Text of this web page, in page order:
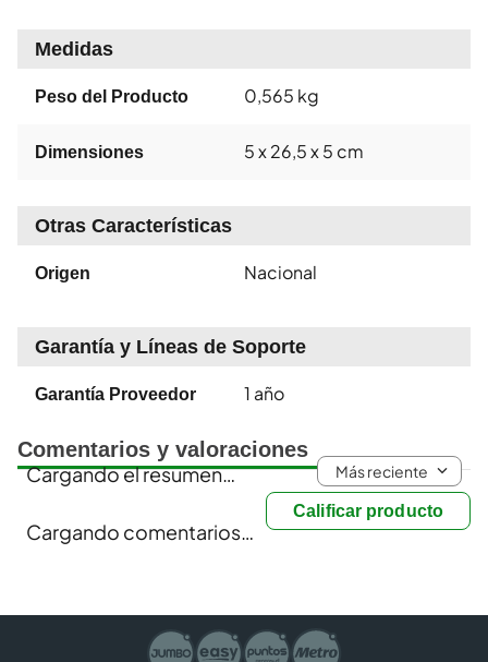
Medidas
Peso del Producto 0,565 kg
Dimensiones 5 x 26,5 x 5 cm
Otras Características
Origen Nacional
Garantía y Líneas de Soporte
Garantía Proveedor 1 año
Comentarios y valoraciones
Calificar producto
Cargando el resumen… Más reciente
Cargando comentarios…